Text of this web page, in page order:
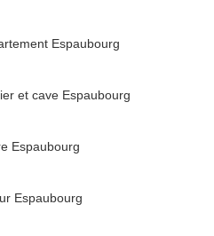
Espaubourg
et cave Espaubourg
Espaubourg
Espaubourg